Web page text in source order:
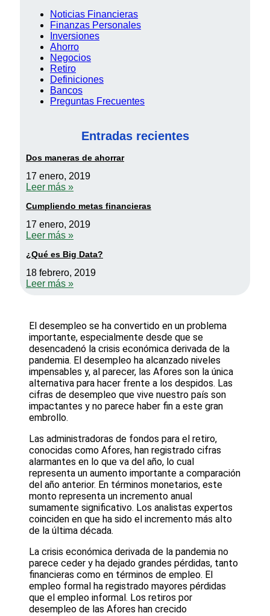
Noticias Financieras
Finanzas Personales
Inversiones
Ahorro
Negocios
Retiro
Definiciones
Bancos
Preguntas Frecuentes
Entradas recientes
Dos maneras de ahorrar
17 enero, 2019
Leer más »
Cumpliendo metas financieras
17 enero, 2019
Leer más »
¿Qué es Big Data?
18 febrero, 2019
Leer más »
El desempleo se ha convertido en un problema
importante, especialmente desde que se
desencadenó la crisis económica derivada de la
pandemia. El desempleo ha alcanzado niveles
impensables y, al parecer, las Afores son la única
alternativa para hacer frente a los despidos. Las
cifras de desempleo que vive nuestro país son
impactantes y no parece haber fin a este gran
embrollo.
Las administradoras de fondos para el retiro,
conocidas como Afores, han registrado cifras
alarmantes en lo que va del año, lo cual
representa un aumento importante a comparación
del año anterior. En términos monetarios, este
monto representa un incremento anual
sumamente significativo. Los analistas expertos
coinciden en que ha sido el incremento más alto
de la última década.
La crisis económica derivada de la pandemia no
parece ceder y ha dejado grandes pérdidas, tanto
financieras como en términos de empleo. El
empleo formal ha registrado mayores pérdidas
que el empleo informal. Los retiros por
desempleo de las Afores han crecido